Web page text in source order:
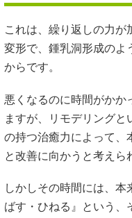
これは、繰り返しの力が
変形で、鍾乳洞形成のよ
からです。
悪くなるのに時間がかか
ますが、リモデリングと
の持つ治癒力によって、
と改善に向かうと考えら
しかしその時間には、
ばす・ひねる』という、